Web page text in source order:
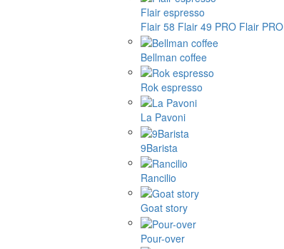
Flair espresso
Flair 58 Flair 49 PRO Flair PRO
Bellman coffee
Rok espresso
La Pavoni
9Barista
Rancilio
Goat story
Pour-over